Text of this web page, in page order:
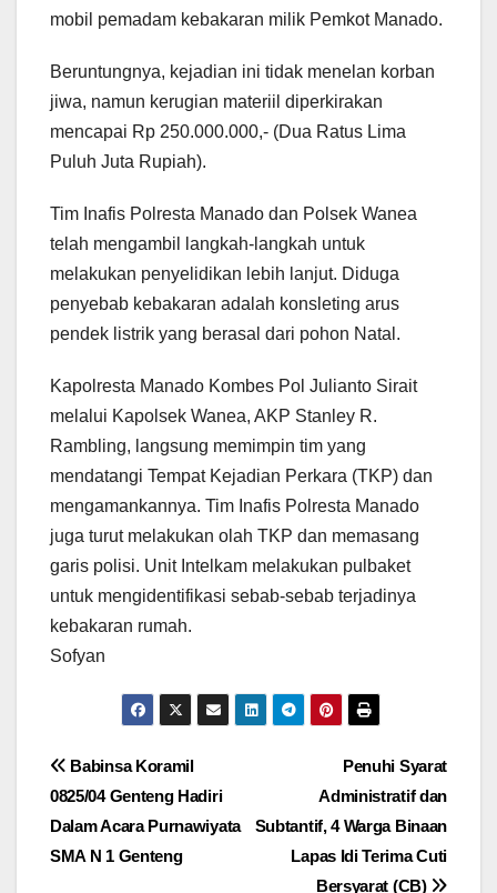
mobil pemadam kebakaran milik Pemkot Manado.
Beruntungnya, kejadian ini tidak menelan korban
jiwa, namun kerugian materiil diperkirakan
mencapai Rp 250.000.000,- (Dua Ratus Lima
Puluh Juta Rupiah).
Tim Inafis Polresta Manado dan Polsek Wanea
telah mengambil langkah-langkah untuk
melakukan penyelidikan lebih lanjut. Diduga
penyebab kebakaran adalah konsleting arus
pendek listrik yang berasal dari pohon Natal.
Kapolresta Manado Kombes Pol Julianto Sirait
melalui Kapolsek Wanea, AKP Stanley R.
Rambling, langsung memimpin tim yang
mendatangi Tempat Kejadian Perkara (TKP) dan
mengamankannya. Tim Inafis Polresta Manado
juga turut melakukan olah TKP dan memasang
garis polisi. Unit Intelkam melakukan pulbaket
untuk mengidentifikasi sebab-sebab terjadinya
kebakaran rumah.
Sofyan
Navigasi
pos
Penuhi Syarat
Administratif dan
Subtantif, 4 Warga Binaan
Lapas Idi Terima Cuti
Bersyarat (CB)
Babinsa Koramil
0825/04 Genteng Hadiri
Dalam Acara Purnawiyata
SMA N 1 Genteng